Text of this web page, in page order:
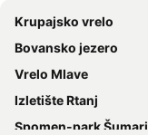
Krupajsko vrelo
Bovansko jezero
Vrelo Mlave
Izletište Rtanj
Spomen-park